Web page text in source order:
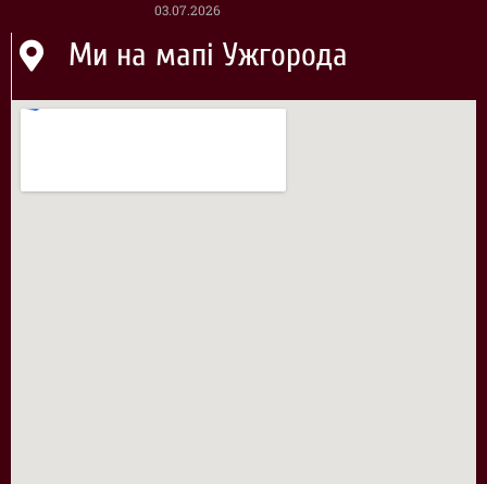
03.07.2026
Ми на мапі Ужгорода